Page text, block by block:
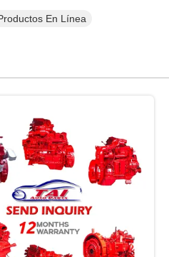
En Línea